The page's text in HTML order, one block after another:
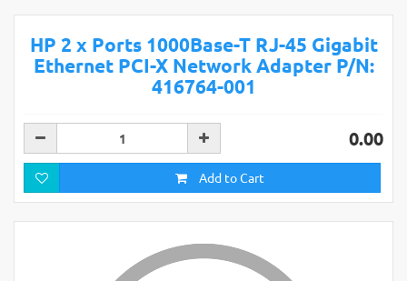
HP 2 x Ports 1000Base-T RJ-45 Gigabit
Ethernet PCI-X Network Adapter P/N:
416764-001
0.00
Add to Cart